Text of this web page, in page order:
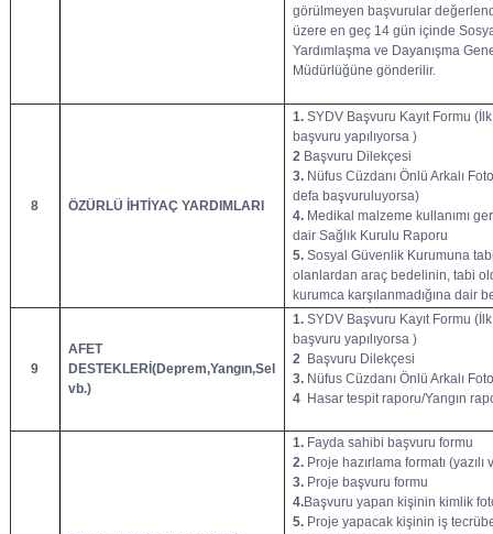
görülmeyen başvurular
üzere en geç 14 gün içinde
Yardımlaşma ve Dayanışma
Müdürlüğüne gönderilir.
8 ÖZÜRLÜ İHTİYAÇ YARDIMLARI
1. SYDV Başvuru Kayıt Formu
başvuru yapılıyorsa )
2 Başvuru Dilekçesi
3. Nüfus Cüzdanı Önlü Arkalı
defa başvuruluyorsa)
4. Medikal malzeme kullanımı
dair Sağlık Kurulu Raporu
5.Sosyal Güvenlik Kurumuna
olanlardan araç bedelinin, tabi
kurumca karşılanmadığına dair
9
AFET
DESTEKLERİ(Deprem,Yangın,Sel
vb.)
1. SYDV Başvuru Kayıt Formu
başvuru yapılıyorsa )
2 Başvuru Dilekçesi
3. Nüfus Cüzdanı Önlü Arkalı
4 Hasar tespit raporu/Yangın
1. Fayda sahibi başvuru formu
2. Proje hazırlama formatı (yazılı
3. Proje başvuru formu
4.Başvuru yapan kişinin kimlik
5. Proje yapacak kişinin iş